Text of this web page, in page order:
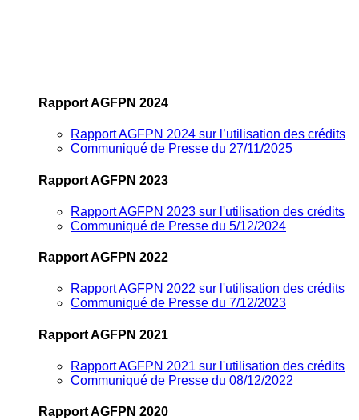
Rapport AGFPN 2024
Rapport AGFPN 2024 sur l’utilisation des crédits
Communiqué de Presse du 27/11/2025
Rapport AGFPN 2023
Rapport AGFPN 2023 sur l'utilisation des crédits
Communiqué de Presse du 5/12/2024
Rapport AGFPN 2022
Rapport AGFPN 2022 sur l'utilisation des crédits
Communiqué de Presse du 7/12/2023
Rapport AGFPN 2021
Rapport AGFPN 2021 sur l'utilisation des crédits
Communiqué de Presse du 08/12/2022
Rapport AGFPN 2020